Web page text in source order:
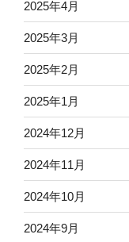
2025年4月
2025年3月
2025年2月
2025年1月
2024年12月
2024年11月
2024年10月
2024年9月